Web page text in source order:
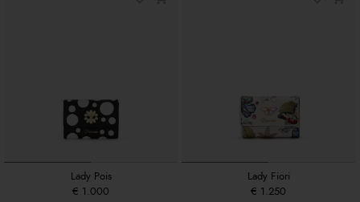
Lady Pois
€ 1.000
Lady Fiori
€ 1.250